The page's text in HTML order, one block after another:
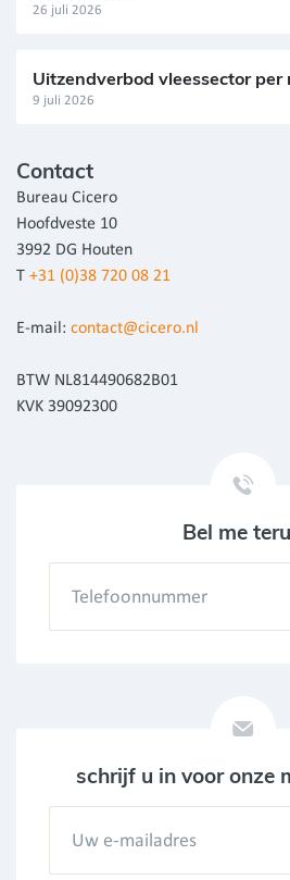
26 juli 2026
Uitzendverbod vleessector
9 juli 2026
Contact
Bureau Cicero
Hoofdveste 10
3992 DG Houten
T +31 (0)38 720 08 21
E-mail: contact@cicero.nl
BTW NL814490682B01
KVK 39092300
Bel me
schrijf u in voor onze